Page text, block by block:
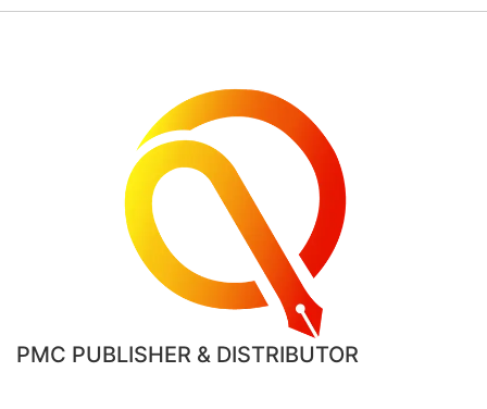
PMC PUBLISHER & DISTRIBUTOR